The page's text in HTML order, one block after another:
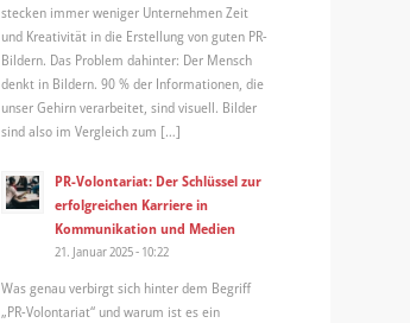
stecken immer weniger Unternehmen Zeit
und Kreativität in die Erstellung von guten PR-
Bildern. Das Problem dahinter: Der Mensch
denkt in Bildern. 90 % der Informationen, die
unser Gehirn verarbeitet, sind visuell. Bilder
sind also im Vergleich zum […]
PR-Volontariat: Der Schlüssel zur
erfolgreichen Karriere in
Kommunikation und Medien
21. Januar 2025 - 10:22
Was genau verbirgt sich hinter dem Begriff
„PR-Volontariat“ und warum ist es ein